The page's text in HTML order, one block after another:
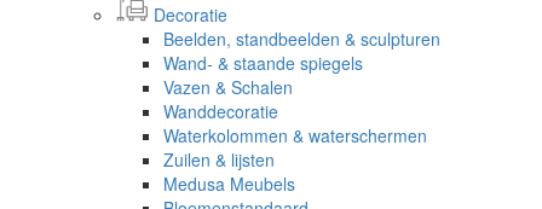
Decoratie
Beelden, standbeelden & sculpturen
Wand- & staande spiegels
Vazen & Schalen
Wanddecoratie
Waterkolommen & waterschermen
Zuilen & lijsten
Medusa Meubels